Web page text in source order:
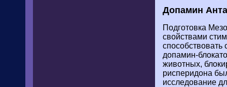
Допамин
Подготовка
свойствами
допамин-
животных,
рисперидона
исследование